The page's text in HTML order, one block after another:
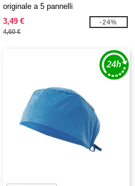
originale a 5 pannelli
3,49 €
4,60 €
-24%